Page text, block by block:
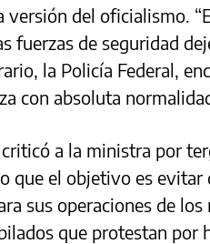
versión del oficialismo.
fuerzas de seguridad
la Policía Federal,
con absoluta
a la ministra por
que el objetivo es evitar
sus operaciones de
que protestan por